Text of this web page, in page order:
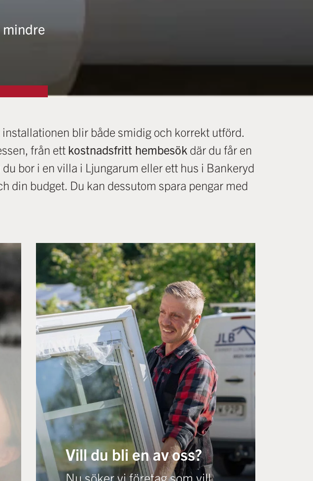
blir både smidig och korrekt utförd.
från ett kostnadsfritt hembesök där du får en
bor i en villa i Ljungarum eller ett hus i Bankeryd
din budget. Du kan dessutom spara pengar med
Vill du bli en av oss?
Nu söker vi företag som vill